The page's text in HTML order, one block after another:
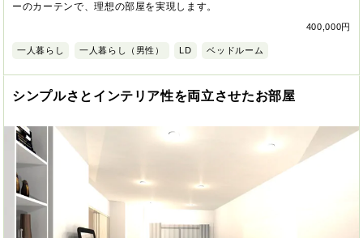
ーのカーテンで、理想の部屋を実現します。
400,000円
一人暮らし 一人暮らし（男性） LD ベッドルーム
シンプルさとインテリア性を両立させたお部屋